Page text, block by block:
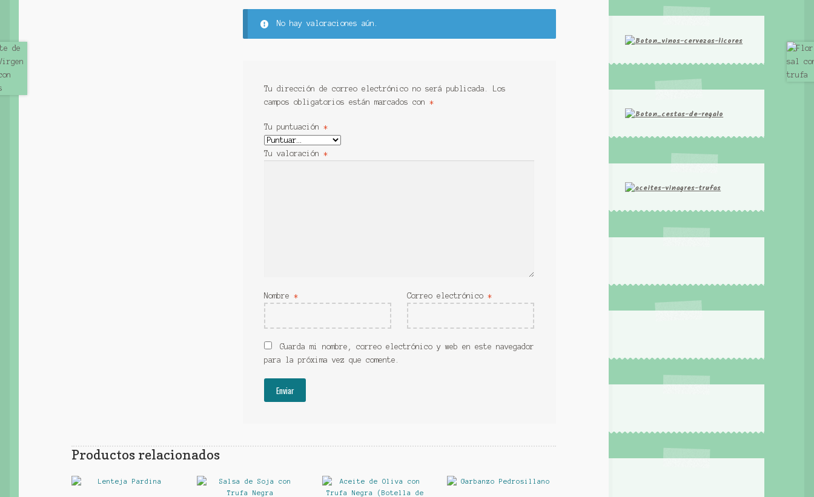
No hay valoraciones aún.
Tu dirección de correo electrónico no será publicada.
Los
campos obligatorios están marcados con*
Tu puntuación*
Tu valoración*
Nombre* Correo electrónico*
Guarda mi nombre, correo electrónico y web en este navegador
para la próxima vez que comente.
Productos relacionados